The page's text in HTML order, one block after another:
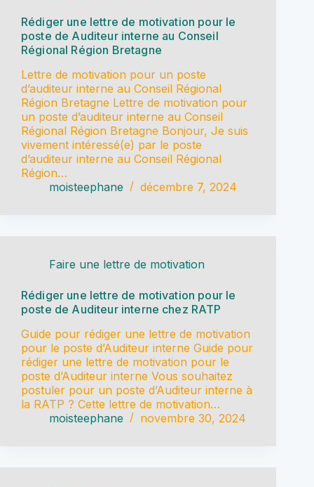
Rédiger une lettre de motivation pour le
poste de Auditeur interne au Conseil
Régional Région Bretagne
Lettre de motivation pour un poste
d’auditeur interne au Conseil Régional
Région Bretagne Lettre de motivation pour
un poste d’auditeur interne au Conseil
Régional Région Bretagne Bonjour, Je suis
vivement intéressé(e) par le poste
d’auditeur interne au Conseil Régional
Région…
moisteephane
décembre 7, 2024
Faire une lettre de motivation
Rédiger une lettre de motivation pour le
poste de Auditeur interne chez RATP
Guide pour rédiger une lettre de motivation
pour le poste d’Auditeur interne Guide pour
rédiger une lettre de motivation pour le
poste d’Auditeur interne Vous souhaitez
postuler pour un poste d’Auditeur interne à
la RATP ? Cette lettre de motivation…
moisteephane
novembre 30, 2024